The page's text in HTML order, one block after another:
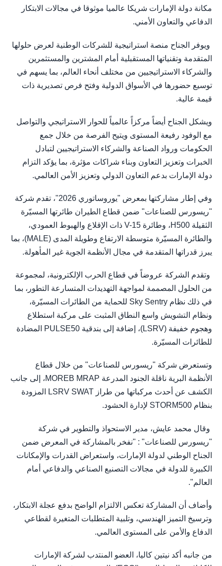
مكانة دولة الإمارات شريكا عالميا موثوقا في مجالات الابتكار
الدفاعي والتعاون الأمني.
ويوفر الجناح منصة استراتيجية للشركات الوطنية لعرض حلولها
المتقدمة وتقنياتها المستقبلية أمام المشترين والمستثمرين
والشركاء الاستراتيجيين من مختلف أنحاء العالم، بما يسهم في
توسيع حضورها في الأسواق الدولية وفتح فرص تصديرية ذات
قيمة عالية.
ويشكل الجناح أيضاً مركزاً عالمياً للحوار الاستراتيجي والتواصل
مع الوفود رفيعة المستوى ويتيح الفرصة من خلال جمع
الحكومات ورواد الصناعة والشركاء الاستراتيجيين لتبادل
الخبرات وتعزيز التعاون وبناء شراكات مؤثرة، بما يؤكد التزام
دولة الإمارات بدعم التعاون الدولي وتعزيز الأمن العالمي.
وفي إطار مشاركتها بمعرض "يوروساتوري 2026"، تقدم شركة
"ريسورس للصناعات" ضمن قطاع الطيران طائرتها المسيّرة
الثقيلة H500، وطائرة V-15 ذات الإقلاع والهبوط العمودي،
والطائرة المسيّرة متوسطة الارتفاع وطويلة المدى (MALE)، بما
يبرز قدراتها المتقدمة في مجال الأنظمة الجوية غير المأهولة.
وتقدم الشركة عروضاً في قطاع الحرب الإلكترونية، لمجموعة
من الحلول المصممة لمواجهة التهديدات المتسارعة التطور، بما
في ذلك نظام Sky Sentry للحماية من الطائرات المسيّرة،
ونظام التشويش واسع النطاق المثبت على مركبة استطلاع
وهجوم خفيفة (LSRV)، إضافة إلى بندقية PULSE50 المضادة
للطائرات المسيّرة.
وتستعرض شركة "ريسورس للصناعات" من خلال قطاع
الأنظمة البرية ناقلة الجنود المدرعة MOREB MRAP، إلى جانب
الكشف عن أحدث مركباتها من طراز LSRV SWAT المزودة
بنظام STORM500 لإدارة الحشود.
وقال محمد عايش، مدير الاستحواذ والتطوير في شركة
"ريسورس للصناعات" : "نفخر بالمشاركة في المعرض ضمن
الجناح الوطني لدولة الإمارات، واستعراض القدرات والإمكانات
الكبيرة للدولة في مجالات التصنيع الصناعي والدفاعي أمام
العالم".
وأضاف أن المشاركة تعكس الالتزام الواضح بدفع عجلة الابتكار،
وترسيخ التميز الهندسي، وتلبية المتطلبات المتغيرة لقطاعي
الدفاع والأمن على المستوى العالمي.
من جانبه أكد نيتين كاليا، العضو المنتدب لشركة الإمارات